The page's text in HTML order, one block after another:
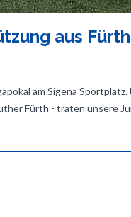
aus
am Sigena
Fürth - traten unsere